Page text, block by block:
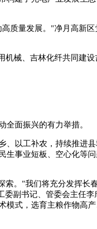
质量发展。"净月高新
械、吉林化纤共同建
面振兴的有力举措。
以工补农，持续推进
事业短板、空心化等
。"我们将充分发挥长
副书记、管委会主任
式，选育主粮作物高